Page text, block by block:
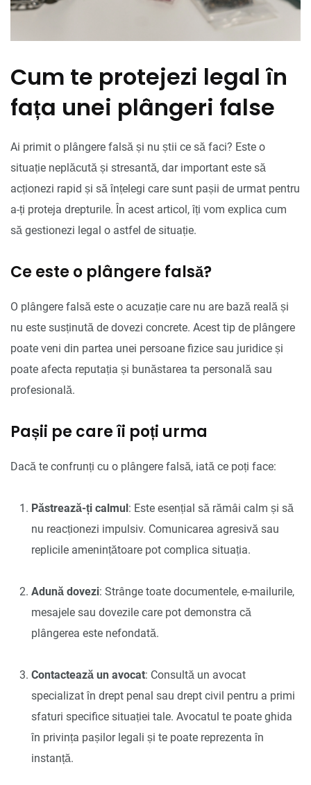
Cum te protejezi legal în
fața unei plângeri false
Ai primit o plângere falsă și nu știi ce să faci? Este o
situație neplăcută și stresantă, dar important este să
acționezi rapid și să înțelegi care sunt pașii de urmat pentru
a-ți proteja drepturile. În acest articol, îți vom explica cum
să gestionezi legal o astfel de situație.
Ce este o plângere falsă?
O plângere falsă este o acuzație care nu are bază reală și
nu este susținută de dovezi concrete. Acest tip de plângere
poate veni din partea unei persoane fizice sau juridice și
poate afecta reputația și bunăstarea ta personală sau
profesională.
Pașii pe care îi poți urma
Dacă te confrunți cu o plângere falsă, iată ce poți face:
Păstrează-ți calmul: Este esențial să rămâi calm și să
nu reacționezi impulsiv. Comunicarea agresivă sau
replicile amenințătoare pot complica situația.
Adună dovezi: Strânge toate documentele, e-mailurile,
mesajele sau dovezile care pot demonstra că
plângerea este nefondată.
Contactează un avocat: Consultă un avocat
specializat în drept penal sau drept civil pentru a primi
sfaturi specifice situației tale. Avocatul te poate ghida
în privința pașilor legali și te poate reprezenta în
instanță.